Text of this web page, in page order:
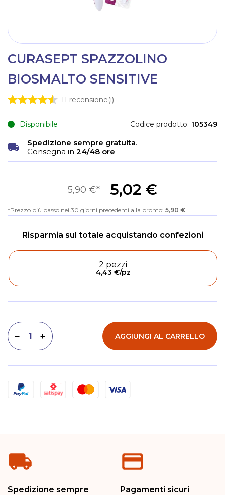
CURASEPT SPAZZOLINO
BIOSMALTO SENSITIVE
11 recensione(i)
Disponibile Codice prodotto 105349
Spedizione sempre gratuita.
Consegna in 24/48 ore
5,02 €
5,90 €
Prezzo più basso nei 30 giorni precedenti alla promo: 5,90 €
2 pezzi
4,43 €/pz
Aumenta quantità
Diminuisci quantità AGGIUNGI AL CARRELLO
Metodi di pagamento
Spedizione sempre
Pagamenti sicuri